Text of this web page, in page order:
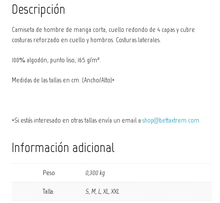
Descripción
Camiseta de hombre de manga corta, cuello redondo de 4 capas y cubre
costuras reforzado en cuello y hombros. Costuras laterales.
100% algodón, punto liso, 165 g/m².
Medidas de las tallas en cm. (Ancho/Alto)*
*Si estás interesado en otras tallas envía un email ashop@bettaxtrem.com
Información adicional
Peso 0,300 kg
Talla: S, M, L, XL, XXL